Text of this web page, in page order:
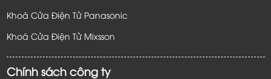
Khoá Cửa Điện Tử Panasonic
Khoá Cửa Điện Tử Mixsson
Chính sách công ty